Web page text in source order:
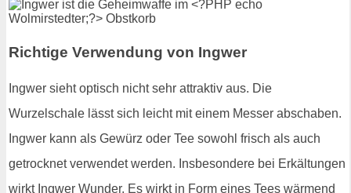
Richtige Verwendung von Ingwer
Ingwer sieht optisch nicht sehr attraktiv aus. Die
Wurzelschale lässt sich leicht mit einem Messer abschaben.
Ingwer kann als Gewürz oder Tee sowohl frisch als auch
getrocknet verwendet werden. Insbesondere bei Erkältungen
wirkt Ingwer Wunder. Es wirkt in Form eines Tees wärmend